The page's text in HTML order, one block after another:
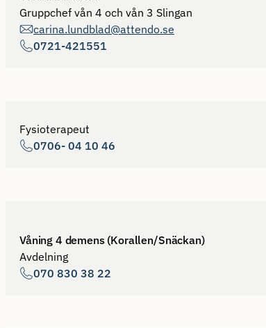
Gruppchef vån 4 och vån 3 Slingan
carina.lundblad@attendo.se
0721-421551
Fysioterapeut
0706- 04 10 46
Våning 4 demens (Korallen/Snäckan)
Avdelning
070 830 38 22